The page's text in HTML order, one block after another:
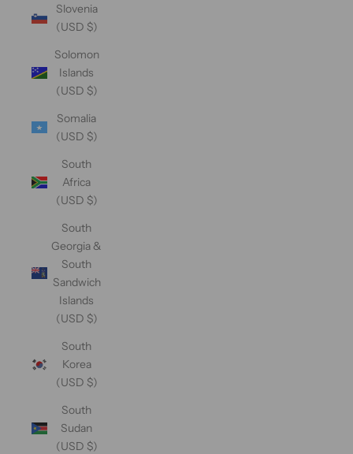
Slovenia
(USD $)
Solomon
Islands
(USD $)
Somalia
(USD $)
South
Africa
(USD $)
South
Georgia &
South
Sandwich
Islands
(USD $)
South
Korea
(USD $)
South
Sudan
(USD $)